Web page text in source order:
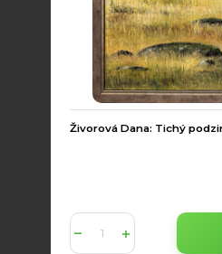
Živorová Dana: Tichý